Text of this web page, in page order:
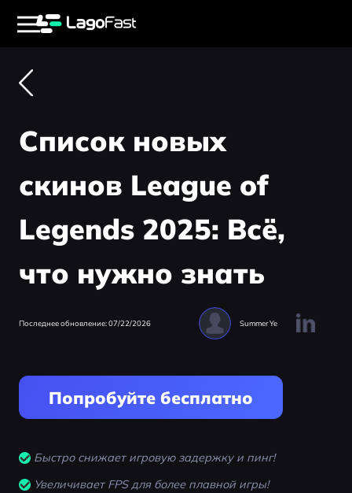
Список новых
скинов League of
Legends 2025: Всё,
что нужно знать
Последнее обновление: 07/22/2026 Summer Ye
Попробуйте бесплатно
Быстро снижает игровую задержку и пинг!
Увеличивает FPS для более плавной игры!